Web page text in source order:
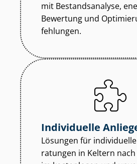
mit Bestandsanalyse,
Bewertung und
feh­lun­gen.
Individuelle
Lösungen für
ra­tun­gen in Keltern